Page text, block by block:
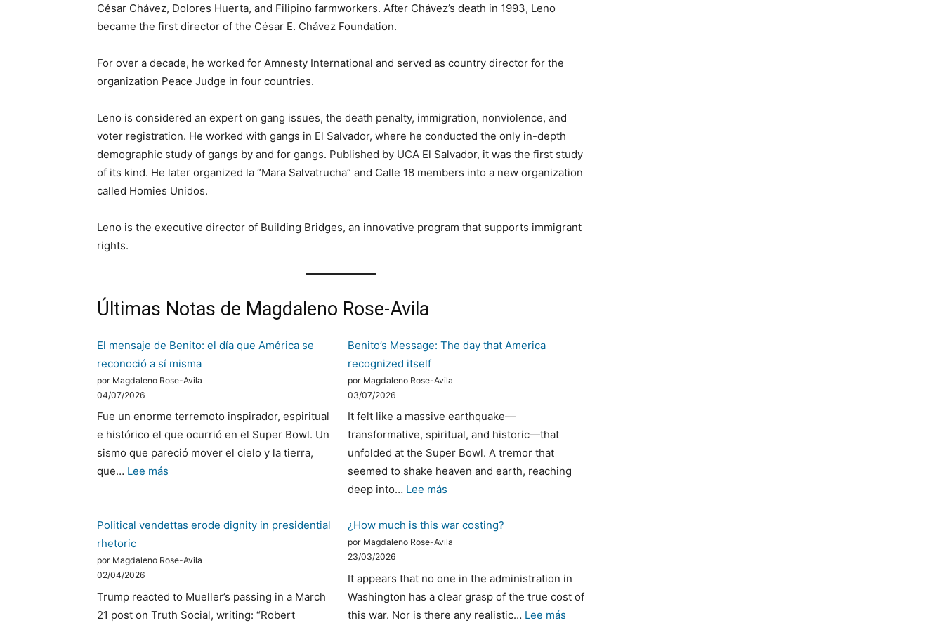
César Chávez, Dolores Huerta, and Filipino farmworkers. After Chávez’s death in 1993, Leno
became the first director of the César E. Chávez Foundation.
For over a decade, he worked for Amnesty International and served as country director for the
organization Peace Judge in four countries.
Leno is considered an expert on gang issues, the death penalty, immigration, nonviolence, and
voter registration. He worked with gangs in El Salvador, where he conducted the only in-depth
demographic study of gangs by and for gangs. Published by UCA El Salvador, it was the first study
of its kind. He later organized la “Mara Salvatrucha” and Calle 18 members into a new organization
called Homies Unidos.
Leno is the executive director of Building Bridges, an innovative program that supports immigrant
rights.
Últimas Notas de Magdaleno Rose-Avila
El mensaje de Benito: el día que América se
reconoció a sí misma
por Magdaleno Rose-Avila
04/07/2026
Fue un enorme terremoto inspirador, espiritual
e histórico el que ocurrió en el Super Bowl. Un
sismo que pareció mover el cielo y la tierra,
que… Lee más
de
el
que
América
Benito’s Message: The day that America
recognized itself
por Magdaleno Rose-Avila
03/07/2026
It felt like a massive earthquake—
transformative, spiritual, and historic—that
unfolded at the Super Bowl. A tremor that
seemed to shake heaven and earth, reaching
deep into… Lee más
Message:
The
that
America
recognized
Political vendettas erode dignity in presidential
rhetoric
por Magdaleno Rose-Avila
02/04/2026
Trump reacted to Mueller’s passing in a March
21 post on Truth Social, writing: “Robert
¿How much is this war costing?
por Magdaleno Rose-Avila
23/03/2026
It appears that no one in the administration in
Washington has a clear grasp of the true cost of
this war. Nor is there any realistic… Lee más